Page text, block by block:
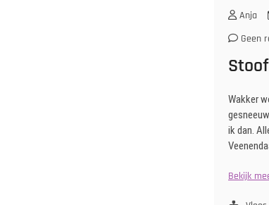
Anja
Geen
Wakker
ik dan.
Bekijk